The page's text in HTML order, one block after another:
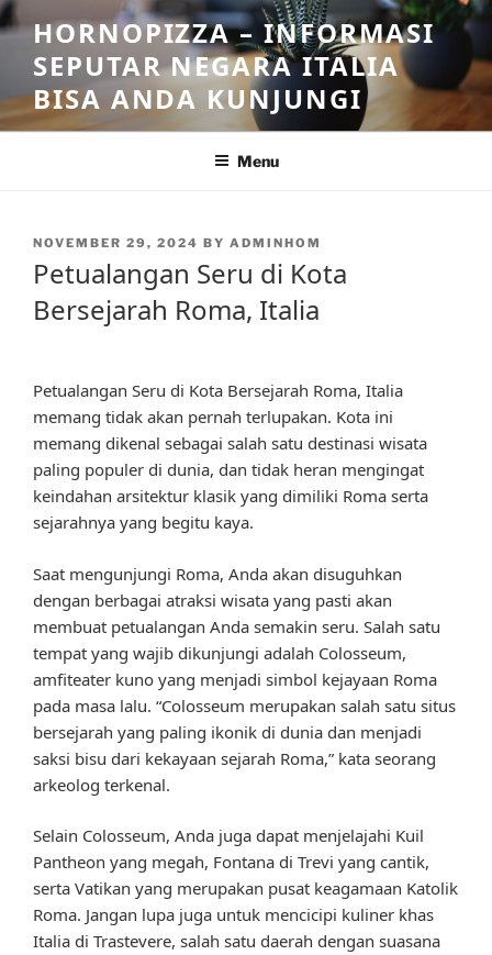
Skip
to
content
HORNOPIZZA – INFORMASI
SEPUTAR NEGARA ITALIA
BISA ANDA KUNJUNGI
Menu
POSTED
NOVEMBER 29, 2024 BY ADMINHOM
Petualangan Seru di Kota
Bersejarah Roma, Italia
Petualangan Seru di Kota Bersejarah Roma, Italia
memang tidak akan pernah terlupakan. Kota ini
memang dikenal sebagai salah satu destinasi wisata
paling populer di dunia, dan tidak heran mengingat
keindahan arsitektur klasik yang dimiliki Roma serta
sejarahnya yang begitu kaya.
Saat mengunjungi Roma, Anda akan disuguhkan
dengan berbagai atraksi wisata yang pasti akan
membuat petualangan Anda semakin seru. Salah satu
tempat yang wajib dikunjungi adalah Colosseum,
amfiteater kuno yang menjadi simbol kejayaan Roma
pada masa lalu. “Colosseum merupakan salah satu situs
bersejarah yang paling ikonik di dunia dan menjadi
saksi bisu dari kekayaan sejarah Roma,” kata seorang
arkeolog terkenal.
Selain Colosseum, Anda juga dapat menjelajahi Kuil
Pantheon yang megah, Fontana di Trevi yang cantik,
serta Vatikan yang merupakan pusat keagamaan Katolik
Roma. Jangan lupa juga untuk mencicipi kuliner khas
Italia di Trastevere, salah satu daerah dengan suasana